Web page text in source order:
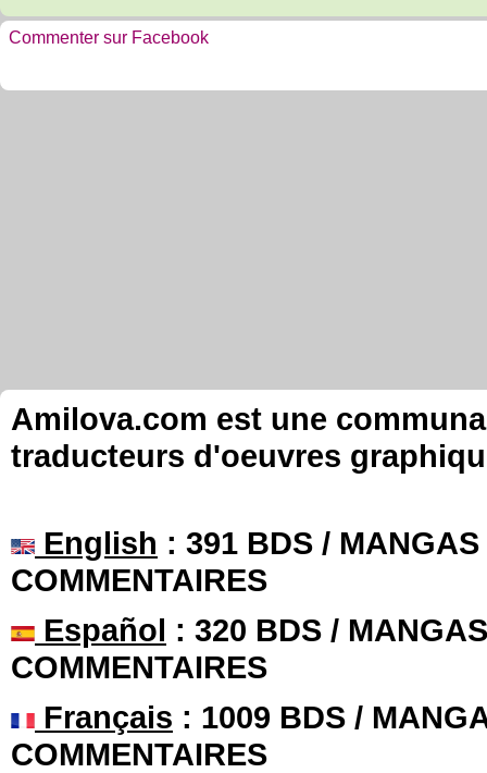
Commenter sur Facebook
Amilova.com est une
traducteurs d'oeuvres
English : 391 BDS /
COMMENTAIRES
Español : 320 BDS /
COMMENTAIRES
Français : 1009 BDS /
COMMENTAIRES